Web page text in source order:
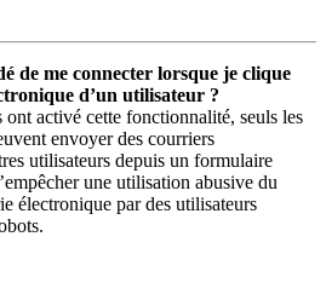
de me connecter lorsque je clique
d’un utilisateur ?
ont activé cette fonctionnalité, seuls les
envoyer des courriers
utilisateurs depuis un formulaire
une utilisation abusive du
électronique par des utilisateurs